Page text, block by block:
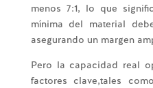
menos 7:1, lo que
mínima del material
asegurando un margen
Pero la capacidad real
factores clave,tales